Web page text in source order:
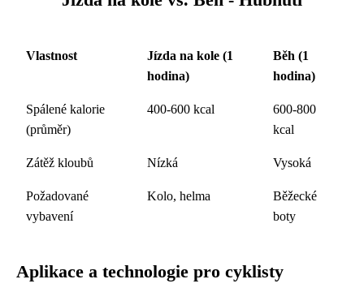
Vlastnost
Jízda na kole (1
hodina)
Běh (1
hodina)
Spálené kalorie
(průměr)
400-600 kcal
600-800
kcal
Zátěž kloubů Nízká Vysoká
Požadované
vybavení
Kolo, helma
Běžecké
boty
Aplikace a technologie pro cyklisty